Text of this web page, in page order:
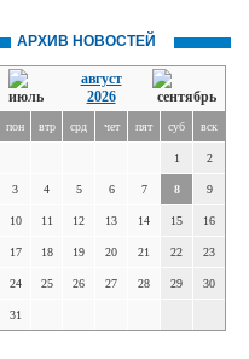
АРХИВ НОВОСТЕЙ
август
2026
пон втр срд чет пят суб вск
1 2
3 4 5 6 7 8 9
10 11 12 13 14 15 16
17 18 19 20 21 22 23
24 25 26 27 28 29 30
31